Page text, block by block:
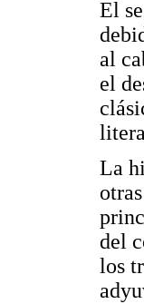
El
al
el
La
del
los